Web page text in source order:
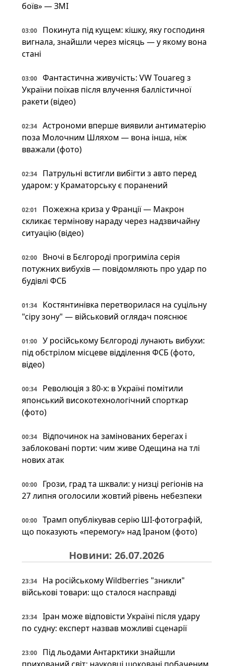
боїв» — ЗМІ
03:00
Покинута під кущем: кішку, яку господиня
вигнала, знайшли через місяць — у якому вона
стані
03:00
Фантастична живучість: VW Touareg з
України поїхав після влучення баллістичної
ракети (відео)
02:34
Астрономи вперше виявили антиматерію
поза Молочним Шляхом — вона інша, ніж
вважали (фото)
02:34
Патрульні встигли вибігти з авто перед
ударом: у Краматорську є поранений
02:01
Пожежна криза у Франції — Макрон
скликає термінову нараду через надзвичайну
ситуацію (відео)
02:00
Вночі в Бєлгороді прогриміла серія
потужних вибухів — повідомляють про удар по
будівлі ФСБ
01:34
Костянтинівка перетворилася на суцільну
"сіру зону" — військовий оглядач пояснює
01:00
У російському Бєлгороді лунають вибухи:
під обстрілом місцеве відділення ФСБ (фото,
відео)
00:34
Революція з 80-х: в Україні помітили
японський високотехнологічний спорткар
(фото)
00:34
Відпочинок на замінованих берегах і
заблоковані порти: чим живе Одещина на тлі
нових атак
00:00
Грози, град та шквали: у низці регіонів на
27 липня оголосили жовтий рівень небезпеки
00:00
Трамп опублікував серію ШІ-фотографій,
що показують «перемогу» над Іраном (фото)
Новини: 26.07.2026
23:34
На російському Wildberries "зникли"
військові товари: що сталося насправді
23:34
Іран може відповісти Україні після удару
по судну: експерт назвав можливі сценарії
23:00
Під льодами Антарктики знайшли